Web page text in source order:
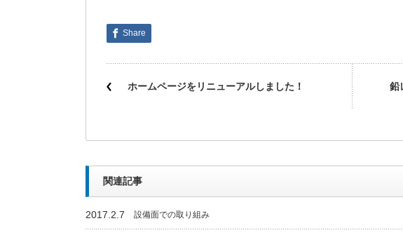
Share
ホームページをリニューアルしました！ 鉛
関連記事
2017.2.7 設備面での取り組み